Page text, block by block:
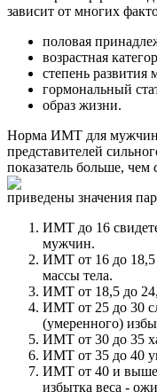
зависит от многих
половая
возрастная
степень
гормональный
образ жизни.
Норма ИМТ для
представителей
показатель больше,
приведены значения
ИМТ до 16
мужчин.
ИМТ от 16 до 18,5
массы тела.
ИМТ от 18,5 до
ИМТ от 25 до 30
(умеренного)
ИМТ от 30 до 35
ИМТ от 35 до 40
ИМТ от 40 и выше
избытка веса -